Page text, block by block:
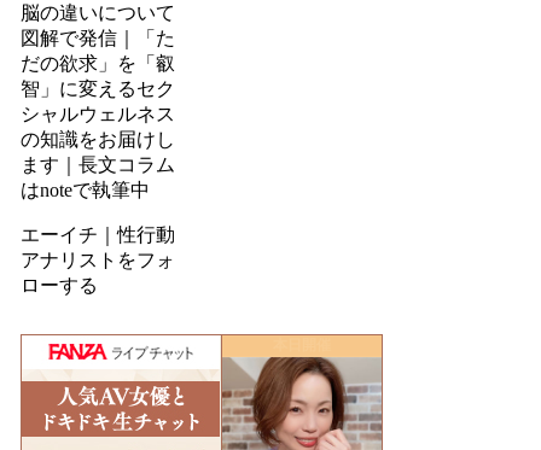
脳の違いについて
図解で発信｜「た
だの欲求」を「叡
智」に変えるセク
シャルウェルネス
の知識をお届けし
ます｜長文コラム
はnoteで執筆中
エーイチ｜性行動
アナリストをフォ
ローする